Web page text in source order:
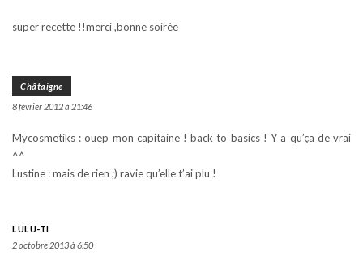
super recette !!merci ,bonne soirée
Châtaigne
8 février 2012 à 21:46
Mycosmetiks : ouep mon capitaine ! back to basics ! Y a qu’ça de vrai
^^
Lustine : mais de rien ;) ravie qu’elle t’ai plu !
LULU-TI
2 octobre 2013 à 6:50